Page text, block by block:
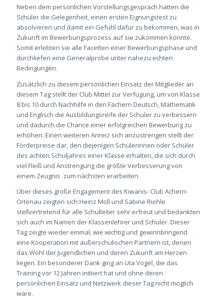
Neben dem persönlichen Vorstellungsgespräch hatten die
Schüler die Gelegenheit, einen ersten Eignungstest zu
absolvieren und damit ein Gefühl dafür zu bekommen, was in
Zukunft im Bewerbungsprozess auf sie zukommen könnte.
Somit erlebten sie alle Facetten einer Bewerbungsphase und
durchliefen eine Generalprobe unter nahezu echten
Bedingungen.
Zusätzlich zu diesem persönlichen Einsatz der Mitglieder an
diesem Tag stellt der Club Mittel zur Verfügung, um von Klasse
8 bis 10 durch Nachhilfe in den Fächern Deutsch, Mathematik
und Englisch die Ausbildungsreife der Schüler zu verbessern
und dadurch die Chance einer erfolgreichen Bewerbung zu
erhöhen. Einen weiteren Anreiz sich anzustrengen stellt der
Förderpreise dar, den diejenigen Schülerinnen oder Schüler
des achten Schuljahres einer Klasse erhalten, die sich durch
viel Fleiß und Anstrengung die größte Verbesserung von
einem Zeugnis zum nächsten erarbeiten.
Über dieses große Engagement des Kiwanis- Club Achern-
Ortenau zeigten sich Heinz Moll und Sabine Riehle
stellvertretend für alle Schulleiter sehr erfreut und bedankten
sich auch im Namen der Klassenlehrer und Schüler. Dieser
Tag zeigte wieder einmal, wie wichtig und gewinnbringend
eine Kooperation mit außerschulischen Partnern ist, denen
das Wohl der Jugendlichen und deren Zukunft am Herzen
liegen. Ein besonderer Dank ging an Uta Vogel, die das
Training vor 12 Jahren initiiert hat und ohne deren
persönlichen Einsatz und Netzwerk dieser Tag nicht möglich
wäre.